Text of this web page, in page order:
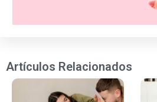
Artículos Relacionados